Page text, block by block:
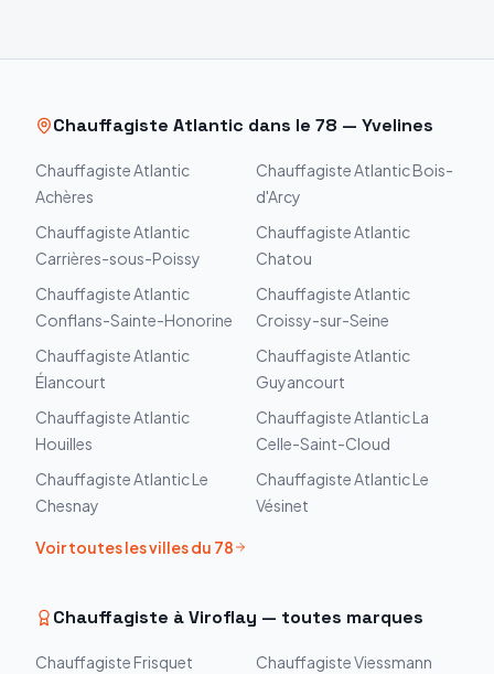
Chauffagiste Atlantic dans le 78 — Yvelines
ChauffagisteAtlantic
Achères
ChauffagisteAtlanticBois-
d'Arcy
ChauffagisteAtlantic
Carrières-sous-Poissy
ChauffagisteAtlantic
Chatou
ChauffagisteAtlantic
Conflans-Sainte-Honorine
ChauffagisteAtlantic
Croissy-sur-Seine
ChauffagisteAtlantic
Élancourt
ChauffagisteAtlantic
Guyancourt
ChauffagisteAtlantic
Houilles
ChauffagisteAtlanticLa
Celle-Saint-Cloud
ChauffagisteAtlanticLe
Chesnay
ChauffagisteAtlanticLe
Vésinet
Voir toutes les villes du 78
Chauffagiste àViroflay — toutes marques
Chauffagiste Frisquet
ChauffagisteViessmann